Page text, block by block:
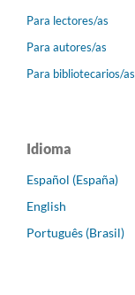
Para lectores/as
Para autores/as
Para bibliotecarios/as
Idioma
Español (España)
English
Português (Brasil)